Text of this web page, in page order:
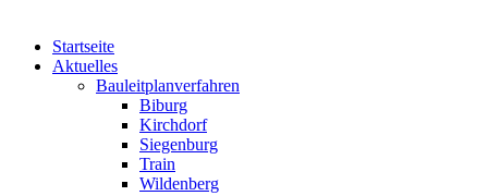
Startseite
Aktuelles
Bauleitplanverfahren
Biburg
Kirchdorf
Siegenburg
Train
Wildenberg